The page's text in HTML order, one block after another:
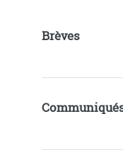
Brèves